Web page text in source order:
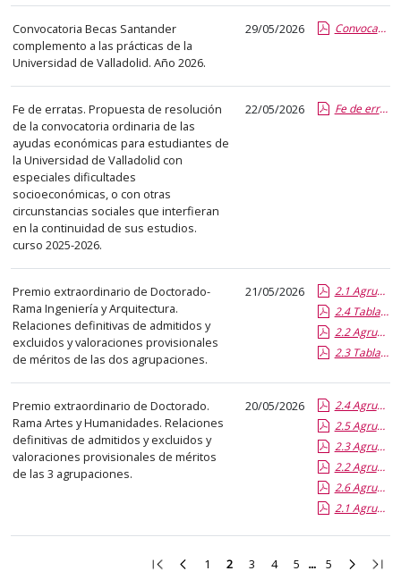
Convocatoria Becas Santander
complemento a las prácticas de la
Universidad de Valladolid. Año 2026.
29/05/2026 Convocatoria complemento practicas 2026 UVa-Banco Santander.report.pdf.pdf
Fe de erratas. Propuesta de resolución
de la convocatoria ordinaria de las
ayudas económicas para estudiantes de
la Universidad de Valladolid con
especiales dificultades
socioeconómicas, o con otras
circunstancias sociales que interfieran
en la continuidad de sus estudios.
curso 2025-2026.
22/05/2026 Fe de erratas, propuesta de resolución convocatoria ordinaria ayudas socioeconómicas.pdf.pdf
Premio extraordinario de Doctorado-
Rama Ingeniería y Arquitectura.
Relaciones definitivas de admitidos y
excluidos y valoraciones provisionales
de méritos de las dos agrupaciones.
21/05/2026
2.1 Agrupacion 1_Relacion DEFINITIVA de Admitidos y Excluidos.doc.report.pdf.pdf
2.4 Tabla con Valoracion PROVISIONAL de meritos Agrupacion 2.report.pdf.pdf
2.2 Agrupacion 2_Relacion DEFINITIVA de Admitidos y Excluidos.doc.report.pdf.pdf
2.3 Tabla con Valoracion PROVISIONALde meritos Agrupacion 1.report.pdf.pdf
Premio extraordinario de Doctorado.
Rama Artes y Humanidades. Relaciones
definitivas de admitidos y excluidos y
valoraciones provisionales de méritos
de las 3 agrupaciones.
20/05/2026
2.4 Agrupacion 1_Valoracion PROVISIONAL de meritos.report.pdf.pdf
2.5 Agrupacion 2_Valoracion PROVISIONAL de meritos.report.pdf.pdf
2.3 Agrupación 3_Relación DEFINITIVA de Admitidos y Excluidos.pdf.pdf
2.2 Agrupación 2_Relación DEFINITIVA de Admitidos y Excluidos.pdf.pdf
2.6 Agrupacion 3_Valoracion PROVISIONAL de meritos.report.pdf.pdf
2.1 Agrupación 1_Relación DEFINITIVA de Admitidos y Excluidos.pdf.pdf
Ir Ir 1 2 3 4Ir 5 5Ir Ir Ir